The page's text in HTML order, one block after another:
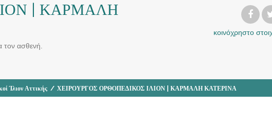
| ΚΑΡΜΑΛΗ
τον ασθενή.
κοινόχρηστο
Ίλιον Αττικής / ΧΕΙΡΟΥΡΓΟΣ ΟΡΘΟΠΕΔΙΚΟΣ ΙΛΙΟΝ | ΚΑΡΜΑΛΗ ΚΑΤΕΡΙΝΑ